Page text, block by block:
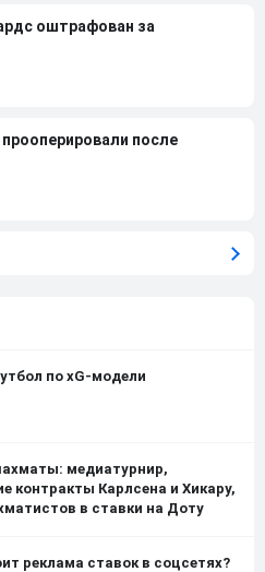
оштрафован за
после
по xG-модели
медиатурнир,
контракты Карлсена и Хикару,
в ставки на Доту
реклама ставок в соцсетях?